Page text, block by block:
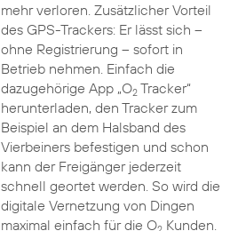
mehr verloren. Zusätzlicher Vorteil
des GPS-Trackers: Er lässt sich –
ohne Registrierung – sofort in
Betrieb nehmen. Einfach die
dazugehörige App „O2Tracker“
herunterladen, den Tracker zum
Beispiel an dem Halsband des
Vierbeiners befestigen und schon
kann der Freigänger jederzeit
schnell geortet werden. So wird die
digitale Vernetzung von Dingen
maximal einfach für die O Kunden.